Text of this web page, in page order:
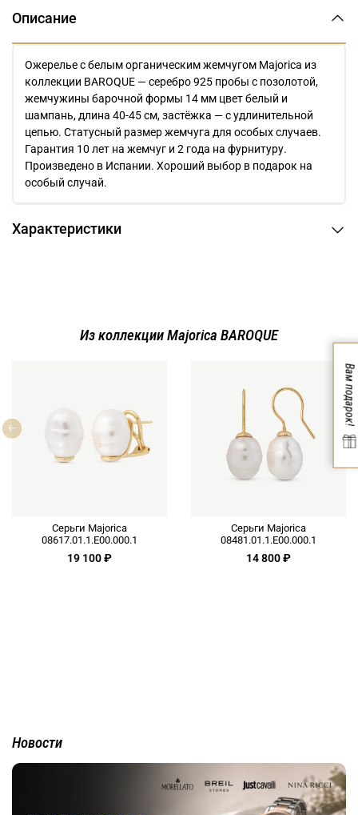
Описание
Ожерелье с белым органическим жемчугом Majorica из
коллекции BAROQUE — серебро 925 пробы с позолотой,
жемчужины барочной формы 14 мм цвет белый и
шампань, длина 40-45 см, застёжка — с удлинительной
цепью. Статусный размер жемчуга для особых случаев.
Гарантия 10 лет на жемчуг и 2 года на фурнитуру.
Произведено в Испании. Хороший выбор в подарок на
особый случай.
Характеристики
Из коллекции Majorica BAROQUE
Серьги Majorica
08617.01.1.E00.000.1
19 100 ₽
Серьги Majorica
08481.01.1.E00.000.1
14 800 ₽
Новости
Вам подарок!